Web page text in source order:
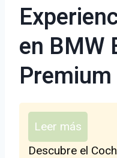
en BMW
Premium
Leer más
Descubre el